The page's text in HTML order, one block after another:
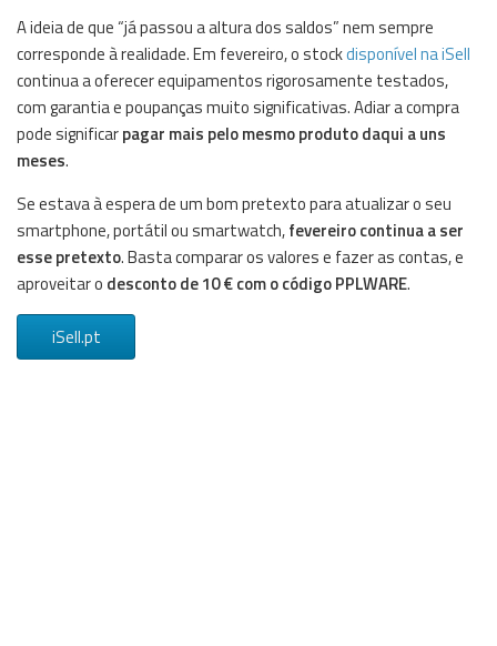
A ideia de que “já passou a altura dos saldos” nem sempre
corresponde à realidade. Em fevereiro, o stockdisponível na iSell
continua a oferecer equipamentos rigorosamente testados,
com garantia e poupanças muito significativas. Adiar a compra
pode significarpagar mais pelo mesmo produto daqui a uns
meses.
Se estava à espera de um bom pretexto para atualizar o seu
smartphone, portátil ou smartwatch,fevereiro continua a ser
esse pretexto. Basta comparar os valores e fazer as contas, e
aproveitar o desconto de 10 € com o código PPLWARE.
iSell.pt